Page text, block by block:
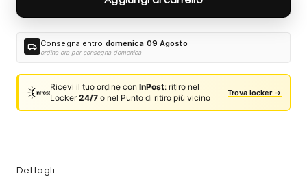
local_shipping Consegna entro domenica 09 Agosto
ordina ora per consegna domenica
Ricevi il tuo ordine conInPost: ritiro nel
Locker24/7 o nel Punto di ritiro più vicino
Trova locker →
Dettagli